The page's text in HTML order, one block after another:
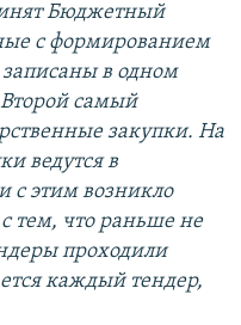
Бюджетный
с формированием
в одном
самый
закупки. На
ведутся в
с этим возникло
тем, что раньше не
проходили
каждый тендер,